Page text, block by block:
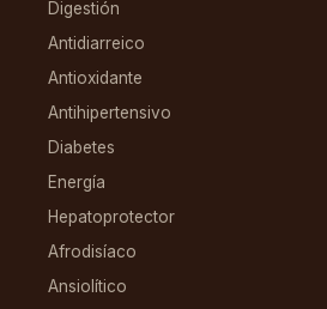
Digestión
Antidiarreico
Antioxidante
Antihipertensivo
Diabetes
Energía
Hepatoprotector
Afrodisíaco
Ansiolítico